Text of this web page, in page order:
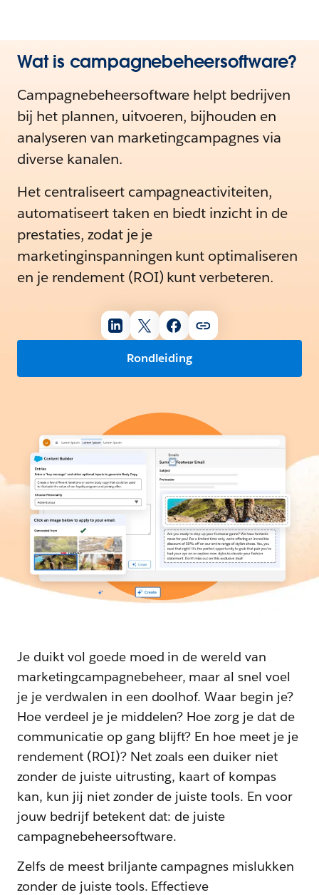
Wat is campagnebeheersoftware?
Campagnebeheersoftware helpt bedrijven
bij het plannen, uitvoeren, bijhouden en
analyseren van marketingcampagnes via
diverse kanalen.
Het centraliseert campagneactiviteiten,
automatiseert taken en biedt inzicht in de
prestaties, zodat je je
marketinginspanningen kunt optimaliseren
en je rendement (ROI) kunt verbeteren.
Rondleiding
Je duikt vol goede moed in de wereld van
marketingcampagnebeheer, maar al snel voel
je je verdwalen in een doolhof. Waar begin je?
Hoe verdeel je je middelen? Hoe zorg je dat de
communicatie op gang blijft? En hoe meet je je
rendement (ROI)? Net zoals een duiker niet
zonder de juiste uitrusting, kaart of kompas
kan, kun jij niet zonder de juiste tools. En voor
jouw bedrijf betekent dat: de juiste
campagnebeheersoftware.
Zelfs de meest briljante campagnes mislukken
zonder de juiste tools. Effectieve